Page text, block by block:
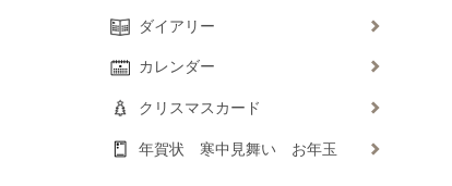
ダイアリー
カレンダー
クリスマスカード
年賀状 寒中見舞い お年玉